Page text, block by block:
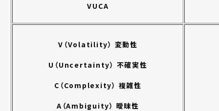
VUCA
V （Volatility） 変動性
U （Uncertainty） 不確実性
C （Complexity） 複雑性
A （Ambiguity） 曖昧性